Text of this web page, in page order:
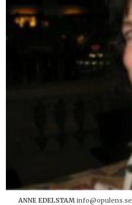
ANNE EDELSTAM info@opulens.se